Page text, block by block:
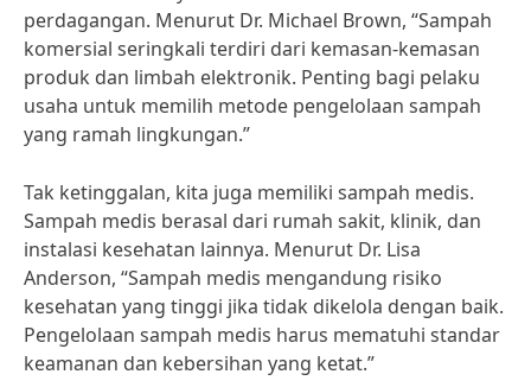
perdagangan. Menurut Dr. Michael Brown, “Sampah
komersial seringkali terdiri dari kemasan-kemasan
produk dan limbah elektronik. Penting bagi pelaku
usaha untuk memilih metode pengelolaan sampah
yang ramah lingkungan.”
Tak ketinggalan, kita juga memiliki sampah medis.
Sampah medis berasal dari rumah sakit, klinik, dan
instalasi kesehatan lainnya. Menurut Dr. Lisa
Anderson, “Sampah medis mengandung risiko
kesehatan yang tinggi jika tidak dikelola dengan baik.
Pengelolaan sampah medis harus mematuhi standar
keamanan dan kebersihan yang ketat.”